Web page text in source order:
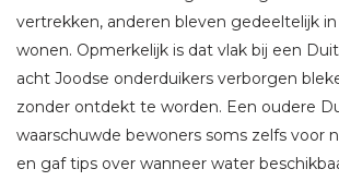
vertrekken, anderen bleven gedeeltelijk
wonen. Opmerkelijk is dat vlak bij een
acht Joodse onderduikers verborgen
zonder ontdekt te worden. Een oudere
waarschuwde bewoners soms zelfs voor
en gaf tips over wanneer water